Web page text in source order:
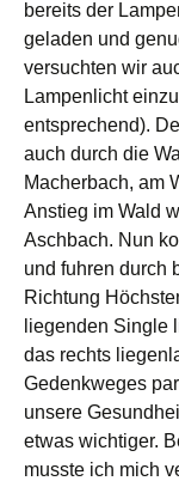
bereits der
geladen und
versuchten wir
Lampenlicht
entsprechend).
auch durch die
Macherbach, am
Anstieg im Wald
Aschbach. Nun
und fuhren durch
Richtung
liegenden Single
das rechts
Gedenkweges
unsere
etwas wichtiger.
musste ich mich